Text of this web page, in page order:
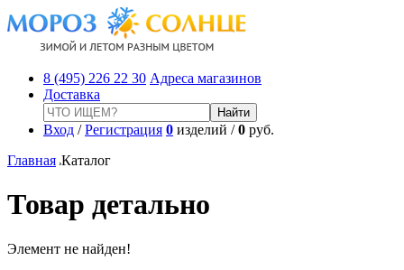
8 (495) 226 22 30 Адреса магазинов
Доставка
Вход /Регистрация 0 изделий /0 руб.
Главная Каталог
Товар детально
Элемент не найден!